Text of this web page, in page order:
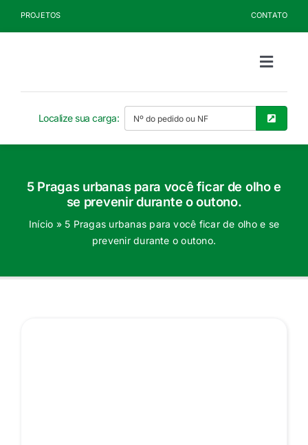
PROJETOS CONTATO
Toggle
Produtos
Documentos
Seja Cliente
Localize sua carga:
5 Pragas urbanas para você ficar de olho e
se prevenir durante o outono.
Início » 5 Pragas urbanas para você ficar de olho e se
prevenir durante o outono.